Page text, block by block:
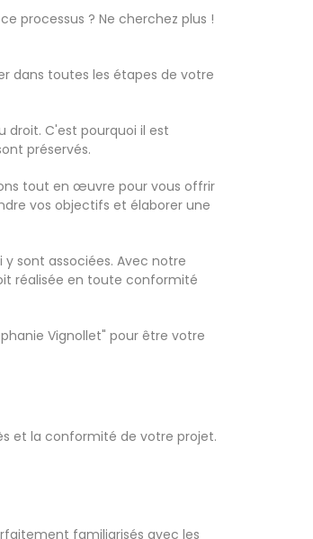
processus ? Ne cherchez plus !
dans toutes les étapes de votre
C'est pourquoi il est
préservés.
tout en œuvre pour vous offrir
vos objectifs et élaborer une
sont associées. Avec notre
réalisée en toute conformité
Vignollet" pour être votre
et la conformité de votre projet.
familiarisés avec les